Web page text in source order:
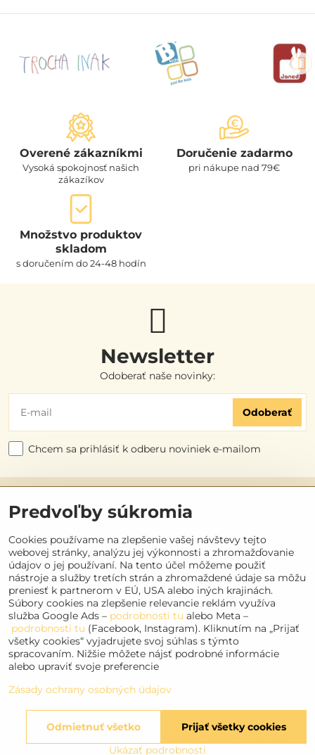
Overené zákazníkmi
Vysoká spokojnosť našich
zákazíkov
Doručenie zadarmo
pri nákupe nad 79€
Množstvo produktov
skladom
s doručením do 24-48 hodín
Newsletter
Odoberať naše novinky:
Odoberať
Chcem sa prihlásiť k odberu noviniek e-mailom
Užitočné odkazy
Objednávky
Kontakt
Sociálne siete
Facebook
Instagram
Youtube
©2026
Copyright
Zásady ochrany osobných údajov
Vytvorené pomocou:BiznisWeb.sk
Predvoľby súkromia
Cookies používame na zlepšenie vašej návštevy tejto
webovej stránky, analýzu jej výkonnosti a zhromažďovanie
údajov o jej používaní. Na tento účel môžeme použiť
nástroje a služby tretích strán a zhromaždené údaje sa môžu
preniesť k partnerom v EÚ, USA alebo iných krajinách.
Súbory cookies na zlepšenie relevancie reklám využíva
služba Google Ads – podrobnosti tu alebo Meta –
podrobnosti tu (Facebook, Instagram). Kliknutím na „Prijať
všetky cookies“ vyjadrujete svoj súhlas s týmto
spracovaním. Nižšie môžete nájsť podrobné informácie
alebo upraviť svoje preferencie
Zásady ochrany osobných údajov
Ukázať podrobnosti
Prijať všetky cookies
Odmietnuť všetko